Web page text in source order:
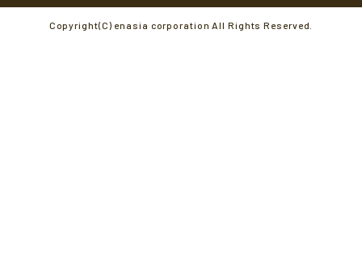
Copyright(C) enasia corporation All Rights Reserved.